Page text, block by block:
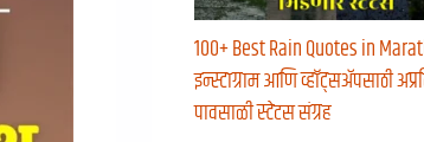
100+ Best Rain Quotes in
इन्स्टाग्राम आणि व्हॉट्सॲपसाठी
पावसाळी स्टेटस संग्रह